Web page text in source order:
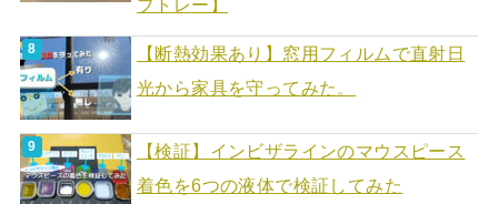
ブトレー】
【断熱効果あり】窓用フィルムで直射日
光から家具を守ってみた。
【検証】インビザラインのマウスピース
着色を6つの液体で検証してみた